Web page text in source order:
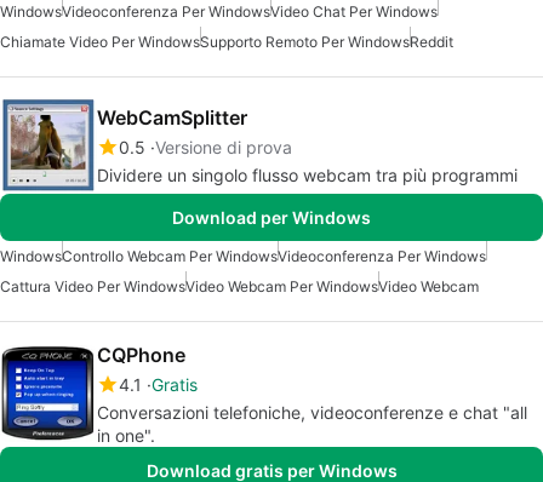
WindowsVideoconferenza Per WindowsVideo Chat Per Windows
Chiamate Video Per WindowsSupporto Remoto Per WindowsReddit
WebCamSplitter
0.5 Versione di prova
Dividere un singolo flusso webcam tra più programmi
Download per Windows
WindowsControllo Webcam Per WindowsVideoconferenza Per Windows
Cattura Video Per WindowsVideo Webcam Per WindowsVideo Webcam
CQPhone
4.1 Gratis
Conversazioni telefoniche, videoconferenze e chat "all
in one".
Download gratis per Windows